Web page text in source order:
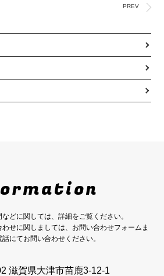
PREV
どに関しては、詳細をご覧ください。
せに関しましては、お問い合わせフォームま
にてお問い合わせください。
滋賀県大津市苗鹿3-12-1